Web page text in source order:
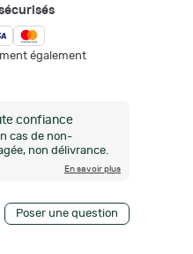
également
confiance
cas de non-
non délivrance.
En savoir plus
Poser une question